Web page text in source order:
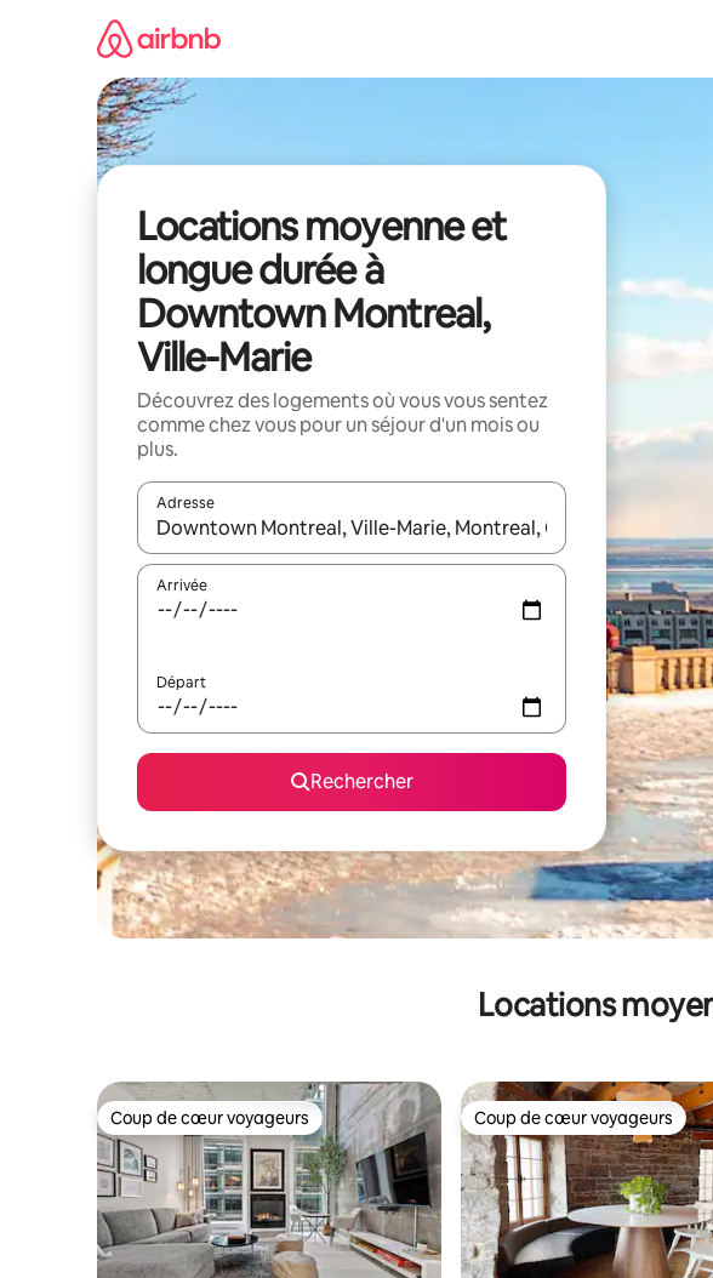
Locations moyenne et
longue durée à
Downtown Montreal,
Ville-Marie
Découvrez des logements où vous vous sentez
comme chez vous pour un séjour d'un mois ou
plus.
Adresse
Lorsque les résultats s'affichent, utilisez les flèches vers le haut et vers
Arrivée
Départ
Rechercher
Locations
Coup de cœur voyageurs
Coup de cœur voyageurs Coup de cœur voyageurs
Coup de cœur voyageurs